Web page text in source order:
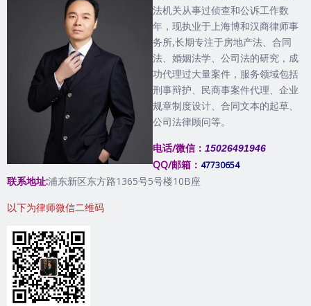
法机关从事过侦查和公诉工作数
年，现执业于上海博和汉商律师事
务所,长期专注于房地产法、合同
法、婚姻法学、公司法的研究，成
功代理过大量案件，服务领域包括
刑事辩护、民商事案件代理、企业
规章制度设计、合同文本的起草、
公司法律顾问等。
电话/微信： 15026491946
QQ/邮箱： 47730654
联系地址:浦东新区东方路1365号5号楼10B座
以下为律师微信二维码